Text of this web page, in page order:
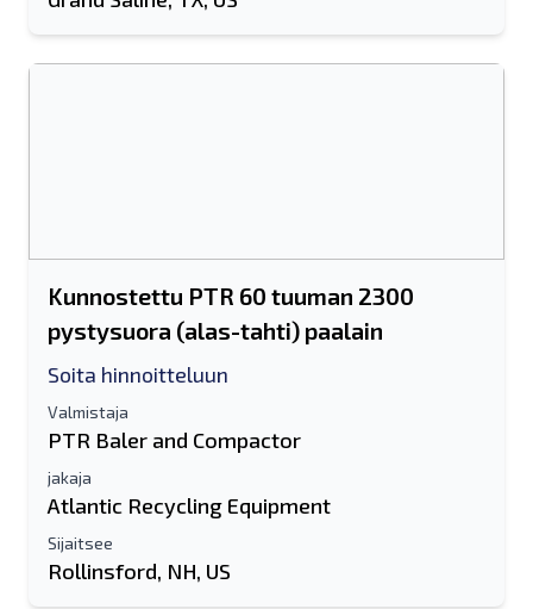
Kunnostettu PTR 60 tuuman 2300
pystysuora (alas-tahti) paalain
Soita hinnoitteluun
Valmistaja
PTR Baler and Compactor
jakaja
Atlantic Recycling Equipment
Sijaitsee
Rollinsford, NH, US